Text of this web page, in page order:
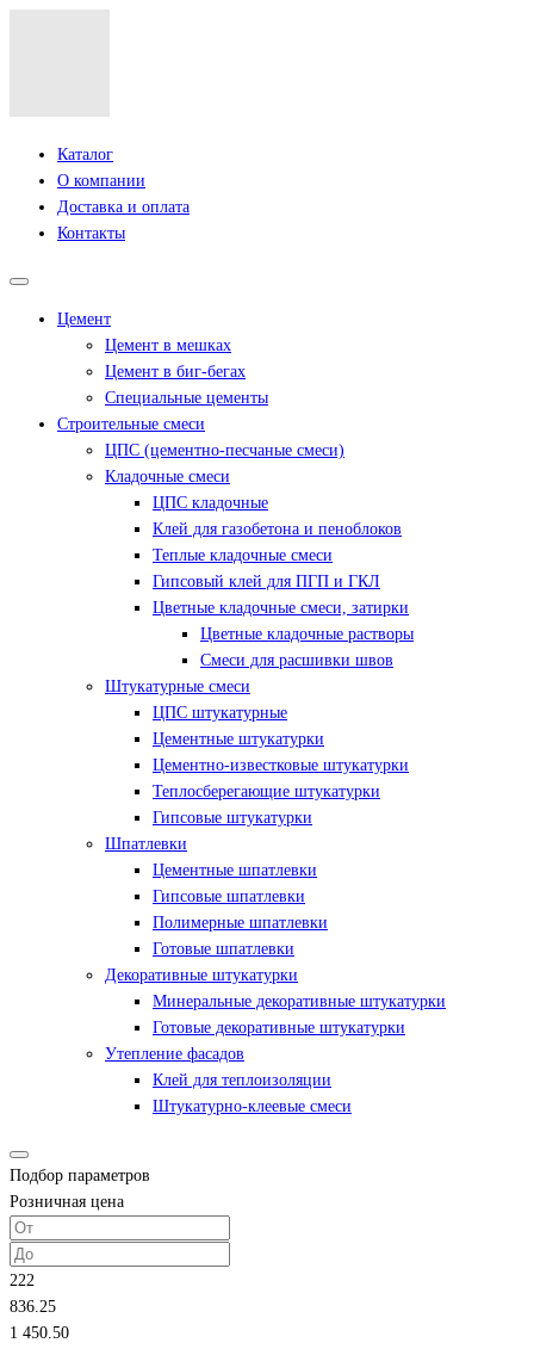
Каталог
О компании
Доставка и оплата
Контакты
Цемент
Цемент в мешках
Цемент в биг-бегах
Специальные цементы
Строительные смеси
ЦПС (цементно-песчаные смеси)
Кладочные смеси
ЦПС кладочные
Клей для газобетона и пеноблоков
Теплые кладочные смеси
Гипсовый клей для ПГП и ГКЛ
Цветные кладочные смеси, затирки
Цветные кладочные растворы
Смеси для расшивки швов
Штукатурные смеси
ЦПС штукатурные
Цементные штукатурки
Цементно-известковые штукатурки
Теплосберегающие штукатурки
Гипсовые штукатурки
Шпатлевки
Цементные шпатлевки
Гипсовые шпатлевки
Полимерные шпатлевки
Готовые шпатлевки
Декоративные штукатурки
Минеральные декоративные штукатурки
Готовые декоративные штукатурки
Утепление фасадов
Клей для теплоизоляции
Штукатурно-клеевые смеси
Подбор параметров
Розничная цена
222
836.25
1 450.50